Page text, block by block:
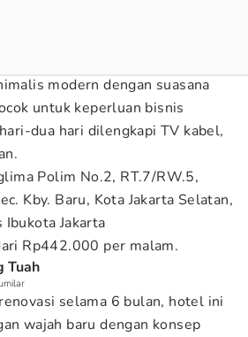
modern dengan suasana
untuk keperluan bisnis
dua hari dilengkapi TV kabel,
Polim No.2, RT.7/RW.5,
Kby. Baru, Kota Jakarta Selatan,
Ibukota Jakarta
Rp442.000 per malam.
Tuah
selama 6 bulan, hotel ini
wajah baru dengan konsep